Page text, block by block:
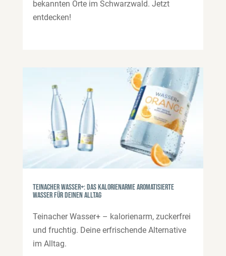
bekannten Orte im Schwarzwald. Jetzt
entdecken!
Teinacher Wasser+: das kalorienarme aromatisierte
Wasser für deinen Alltag
Teinacher Wasser+ – kalorienarm, zuckerfrei
und fruchtig. Deine erfrischende Alternative
im Alltag.